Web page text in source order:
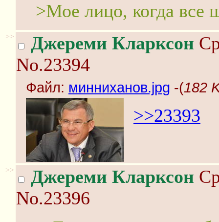
>Мое лицо, когда все
>> Джереми Кларксон
No.23394
Файл: минниханов.jpg -(182
>>23393
>> Джереми Кларксон
No.23396